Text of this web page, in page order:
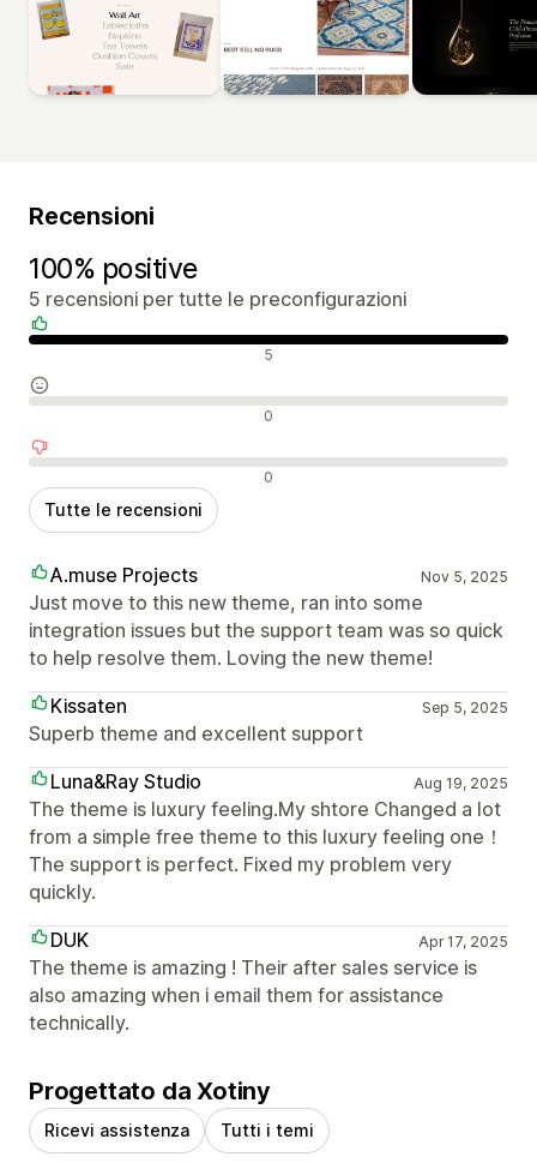
Recensioni
100% positive
5 recensioni per tutte le preconfigurazioni
Recensioni positive 5
Recensioni neutrali 0
Recensioni negative 0
Tutte le recensioni
A.muse Projects Nov 5, 2025
Just move to this new theme, ran into some
integration issues but the support team was so quick
to help resolve them. Loving the new theme!
Kissaten
Sep 5, 2025
Superb theme and excellent support
Luna&Ray Studio
Aug 19, 2025
The theme is luxury feeling.My shtore Changed a lot
from a simple free theme to this luxury feeling one！
The support is perfect. Fixed my problem very
quickly.
DUK
Apr 17, 2025
The theme is amazing ! Their after sales service is
also amazing when i email them for assistance
technically.
Progettato da Xotiny
Ricevi assistenza Tutti i temi